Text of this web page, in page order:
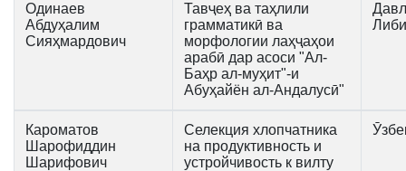
Одинаев
Абдуҳалим
Сияҳмардович
Тавҷеҳ ва таҳлили
грамматикӣ ва
морфологии лаҳҷаҳои
арабӣ дар асоси "Ал-
Баҳр ал-муҳит"-и
Абуҳайён ал-Андалусӣ"
Кароматов
Шарофиддин
Шарифович
Селекция хлопчатника
на продуктивность и
устройчивость к вилту